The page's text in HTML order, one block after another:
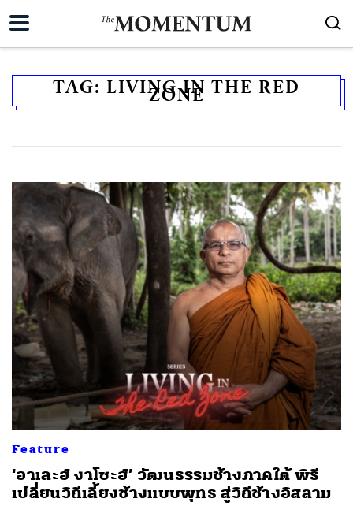
TAG: LIVING IN THE RED
ZONE
Feature
‘อาเละฮ์ งาโซะฮ์’ วัฒนธรรมช้างภาคใต้ พิธี
เปลี่ยนวิถีเลี้ยงช้างแบบพุทธ สู่วิถีช้างอิสลาม